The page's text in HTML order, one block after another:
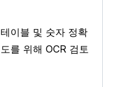
테이블 및 숫자 정확
도를 위해 OCR 검토